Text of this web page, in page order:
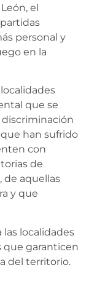
el
personal y
en la
que se
han sufrido
con
de
de aquellas
y que
las localidades
que garanticen
del territorio.